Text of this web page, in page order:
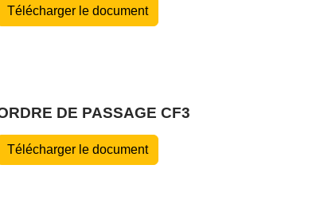
Télécharger le document
DE PASSAGE CF3
Télécharger le document